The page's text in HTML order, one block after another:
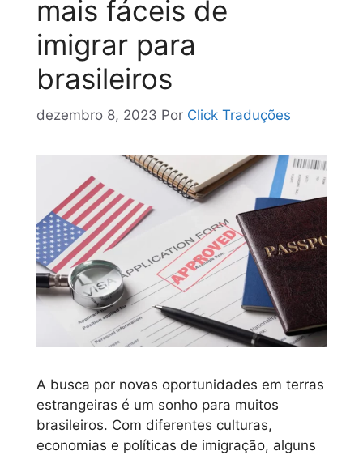
mais fáceis de
imigrar para
brasileiros
dezembro 8, 2023 Por Click Traduções
A busca por novas oportunidades em terras
estrangeiras é um sonho para muitos
brasileiros. Com diferentes culturas,
economias e políticas de imigração, alguns